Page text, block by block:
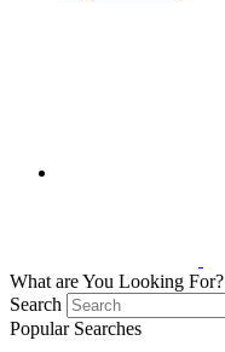
What are You Looking For?
Search
Popular Searches